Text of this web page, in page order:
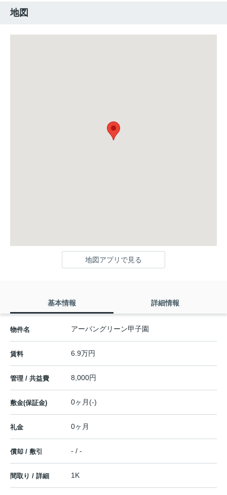
地図
地図アプリで見る
基本情報 詳細情報
物件名 アーバングリーン甲子園
賃料 6.9万円
管理 / 共益費 8,000円
敷金(保証金) 0ヶ月(-)
礼金 0ヶ月
償却 / 敷引 - / -
間取り / 詳細 1K